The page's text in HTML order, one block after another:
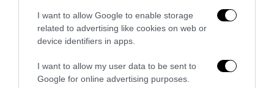
I want to allow Google to enable storage
related to advertising like cookies on web or
device identifiers in apps.
I want to allow my user data to be sent to
Google for online advertising purposes.
Addio a Francesco Guccini: stronzo, poeta e buffone di
7 Agosto 2026